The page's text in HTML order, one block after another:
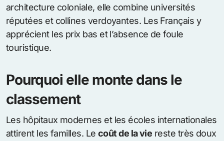
architecture coloniale, elle combine universités
réputées et collines verdoyantes. Les Français y
apprécient les prix bas et l’absence de foule
touristique.
Pourquoi elle monte dans le
classement
Les hôpitaux modernes et les écoles internationales
attirent les familles. Le coût de la vie reste très doux